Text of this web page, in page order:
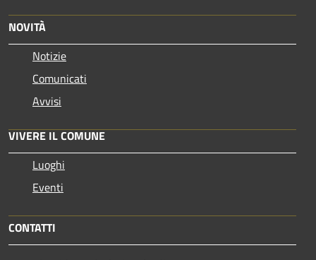
NOVITÀ
Notizie
Comunicati
Avvisi
VIVERE IL COMUNE
Luoghi
Eventi
CONTATTI